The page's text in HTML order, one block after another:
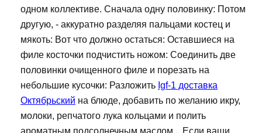
одном коллективе. Сначала одну половинку: Потом
другую, - аккуратно разделяя пальцами костец и
мякоть: Вот что должно остаться: Оставшиеся на
филе косточки подчистить ножом: Соединить две
половинки очищенного филе и порезать на
небольшие кусочки: Разложить Igf-1 доставка
Октябрьский на блюде, добавить по желанию икру,
молоки, репчатого лука кольцами и полить
ароматным подсолнечным маслом... Если ваши